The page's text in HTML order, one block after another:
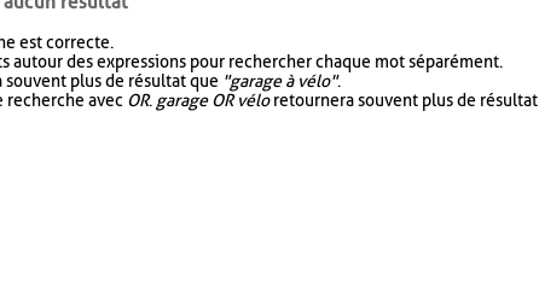
est correcte.
autour des expressions pour rechercher chaque mot séparément.
plus de résultat que "garage à vélo".
recherche avec OR. garage OR véloretournera souvent plus de résultat